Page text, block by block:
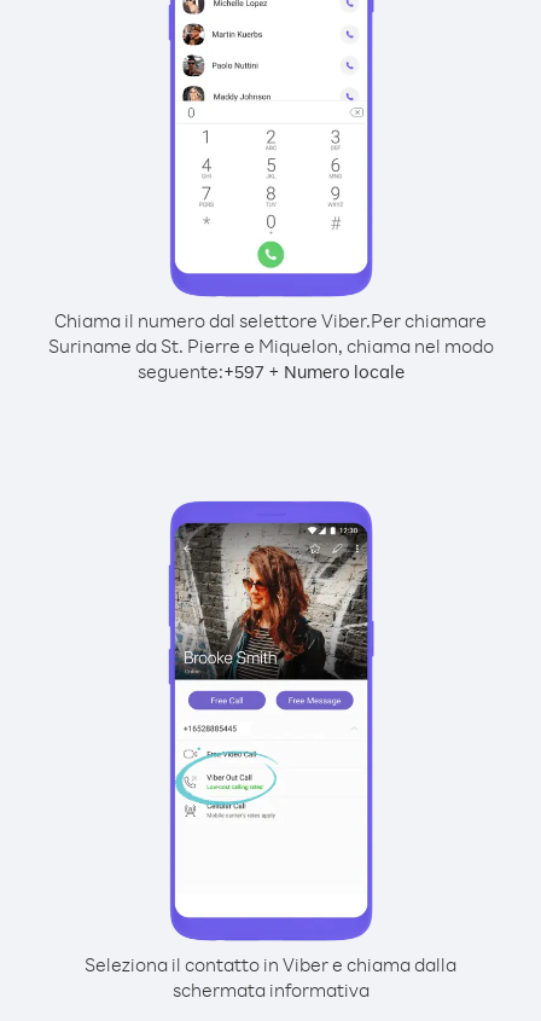
Chiama il numero dal selettore Viber.Per chiamare
Suriname da St. Pierre e Miquelon, chiama nel modo
seguente:+597+ Numero locale
Seleziona il contatto in Viber e chiama dalla
schermata informativa